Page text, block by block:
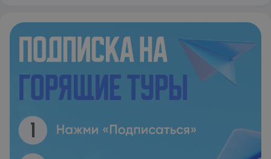
offered.